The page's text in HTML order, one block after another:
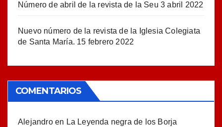
Número de abril de la revista de la Seu 3 abril 2022
Nuevo número de la revista de la Iglesia Colegiata
de Santa María. 15 febrero 2022
COMENTARIOS
Alejandroen La Leyenda negra de los Borja